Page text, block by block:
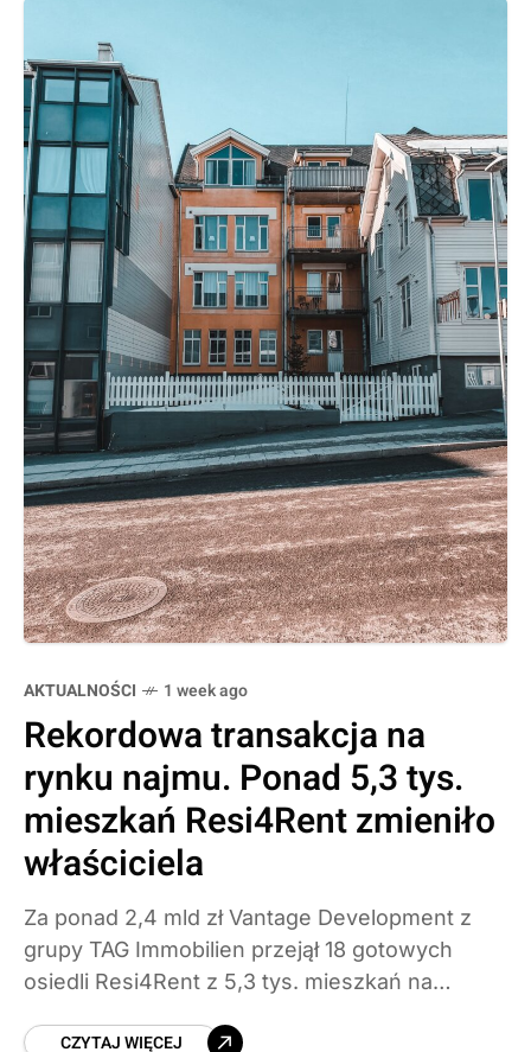
AKTUALNOŚCI 1 week ago
Rekordowa transakcja na
rynku najmu. Ponad 5,3 tys.
mieszkań Resi4Rent zmieniło
właściciela
Za ponad 2,4 mld zł Vantage Development z
grupy TAG Immobilien przejął 18 gotowych
osiedli Resi4Rent z 5,3 tys. mieszkań na
polskiego rynku PRS i główny motor
CZYTAJ WIĘCEJ